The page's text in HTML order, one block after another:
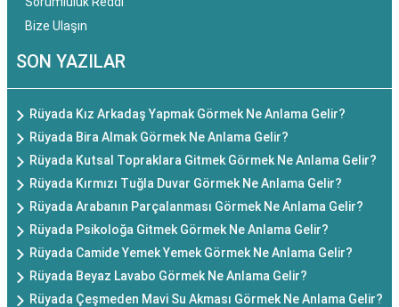
Bize Ulaşın
SON YAZILAR
Rüyada Kız Arkadaş Yapmak Görmek Ne Anlama Gelir?
Rüyada Bira Almak Görmek Ne Anlama Gelir?
Rüyada Kutsal Topraklara Gitmek Görmek Ne Anlama Gelir?
Rüyada Kırmızı Tuğla Duvar Görmek Ne Anlama Gelir?
Rüyada Arabanın Parçalanması Görmek Ne Anlama Gelir?
Rüyada Psikoloğa Gitmek Görmek Ne Anlama Gelir?
Rüyada Camide Yemek Yemek Görmek Ne Anlama Gelir?
Rüyada Beyaz Lavabo Görmek Ne Anlama Gelir?
Rüyada Çeşmeden Mavi Su Akması Görmek Ne Anlama Gelir?